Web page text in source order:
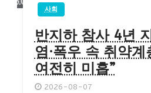
사회
반지하 참사 4년
염·폭우 속 취약
여전히 미흡”
2026-08-07